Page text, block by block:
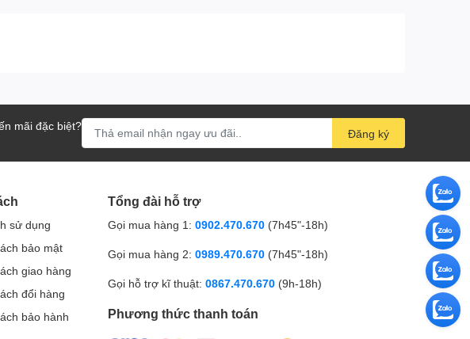
mãi đặc biệt?
Đăng ký
sử dụng
bảo mật
giao hàng
đổi hàng
bảo hành
Tổng đài hỗ trợ
Gọi mua hàng 1: 0902.470.670 (7h45"-18h)
Gọi mua hàng 2: 0989.470.670 (7h45"-18h)
Gọi hỗ trợ kĩ thuật: 0867.470.670 (9h-18h)
Phương thức thanh toán